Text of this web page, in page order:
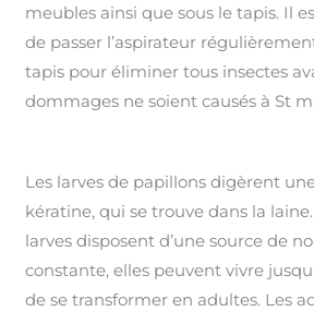
meubles ainsi que sous le tapis. Il
de passer l’aspirateur
tapis pour éliminer tous insectes
dommages ne soient causés à St
Les larves de papillons digèrent
kératine, qui se trouve dans la
larves disposent d’une source de
constante, elles peuvent vivre
de se transformer en adultes. Les